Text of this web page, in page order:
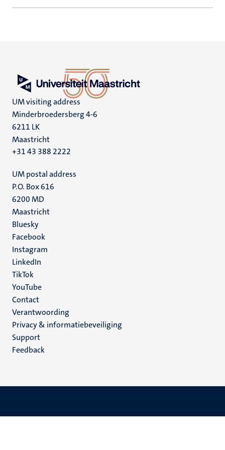
UM visiting address
Minderbroedersberg 4-6
6211 LK
Maastricht
+31 43 388 2222
UM postal address
P.O. Box 616
6200 MD
Maastricht
Social
media
Bluesky
Facebook
Instagram
LinkedIn
TikTok
YouTube
Menu
footer
(NL)
Contact
Verantwoording
Privacy & informatiebeveiliging
Support
Feedback